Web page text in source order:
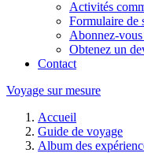
Activités
Formulaire de
Abonnez-
Obtenez un
Contact
Voyage sur mesure
Accueil
Guide de voyage
Album des